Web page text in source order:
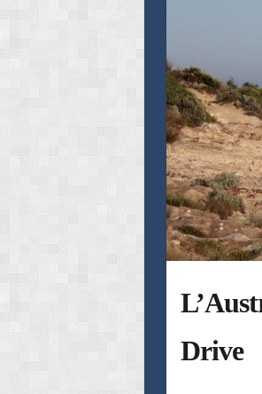
Drive